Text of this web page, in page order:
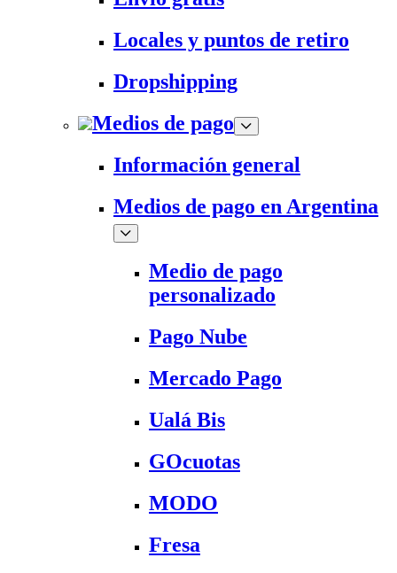
Locales y puntos de retiro
Dropshipping
Medios de pago
Información general
Medios de pago en Argentina
Medio de pago
personalizado
Pago Nube
Mercado Pago
Ualá Bis
GOcuotas
MODO
Fresa